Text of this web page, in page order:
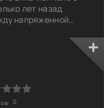
лет назад.
напряженной
но в
один на один
ему удастся
и
0